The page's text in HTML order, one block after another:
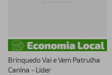
Brinquedo Vai e Vem Patrulha
Canina - Lider